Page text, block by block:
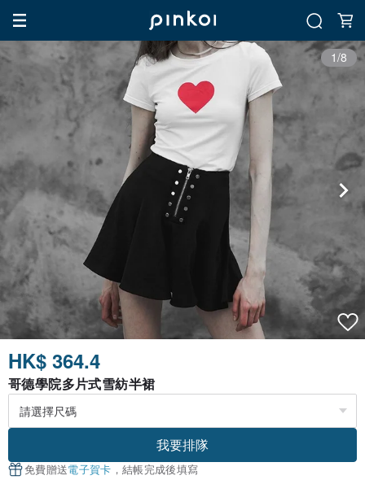
1/8
HK$ 364.4
哥德學院多片式雪紡半裙
我要排隊
免費贈送電子賀卡 ，結帳完成後填寫